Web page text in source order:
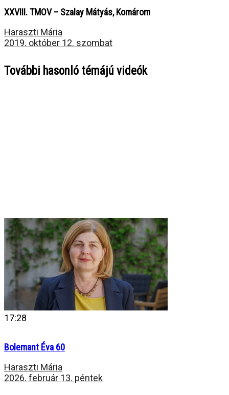
XXVIII. TMOV – Szalay Mátyás, Komárom
Haraszti Mária
2019. október 12. szombat
További hasonló témájú videók
17:28
Bolemant Éva 60
Haraszti Mária
2026. február 13. péntek